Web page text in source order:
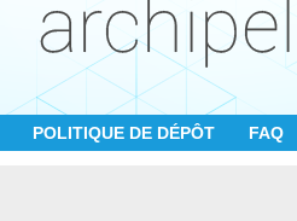
POLITIQUE DE DÉPÔT FAQ